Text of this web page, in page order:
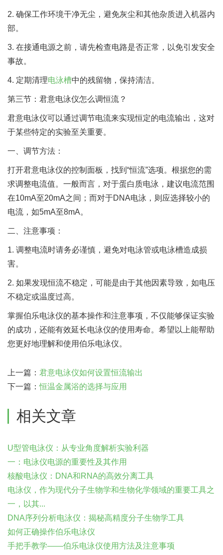
2. 确保工作环境干净无尘，避免灰尘和其他杂质进入机器内
部。
3. 在接通电源之前，请先检查电路是否正常，以免引发安全
事故。
4. 定期清理电泳槽中的残留物，保持清洁。
第三节：君意电泳仪怎么调恒流？
君意电泳仪可以通过调节电流来实现恒定的电流输出，这对
于某些特定的实验至关重要。
一、调节方法：
打开君意电泳仪的控制面板，找到“恒流”选项。根据您的需
求调整电流值。一般而言，对于蛋白质电泳，建议电流范围
在10mA至20mA之间；而对于DNA电泳，则应选择较小的
电流，如5mA至8mA。
二、注意事项：
1. 调整电流时请务必谨慎，避免对电泳管或电泳槽造成损
害。
2. 如果发现恒流不稳定，可能是由于其他因素导致，如电压
不稳定或温度过高。
掌握伯乐电泳仪的基本操作和注意事项，不仅能够保证实验
的成功，还能有效延长电泳仪的使用寿命。希望以上能帮助
您更好地理解和使用伯乐电泳仪。
上一篇： 君意电泳仪如何设置恒流输出
下一篇：恒温金属浴的选择与应用
相关文章
U型管电泳仪：从专业角度解析实验利器
一：电泳仪电源的重要性及其作用
核酸电泳仪：DNA和RNA的高效分离工具
电泳仪，作为现代分子生物学和生物化学领域的重要工具之
一，以其...
DNA序列分析电泳仪：揭秘高精度分子生物学工具
如何正确操作伯乐电泳仪
手把手教学——伯乐电泳仪使用方法及注意事项